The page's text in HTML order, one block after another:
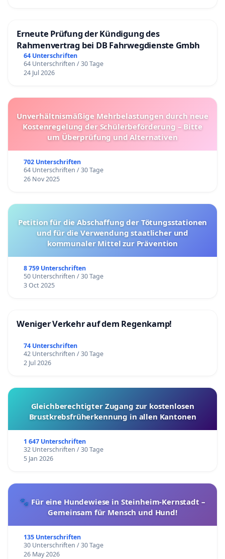
Erneute Prüfung der Kündigung des
Rahmenvertrag bei DB Fahrwegdienste Gmbh
64 Unterschriften
64 Unterschriften / 30 Tage
24 Jul 2026
Unverhältnismäßige Mehrbelastungen durch neue
Kostenregelung der Schülerbeförderung – Bitte
um Überprüfung und Alternativen
702 Unterschriften
64 Unterschriften / 30 Tage
26 Nov 2025
Petition für die Abschaffung der Tötungsstationen
und für die Verwendung staatlicher und
kommunaler Mittel zur Prävention
8 759 Unterschriften
50 Unterschriften / 30 Tage
3 Oct 2025
Weniger Verkehr auf dem Regenkamp!
74 Unterschriften
42 Unterschriften / 30 Tage
2 Jul 2026
Gleichberechtigter Zugang zur kostenlosen
Brustkrebsfrüherkennung in allen Kantonen
1 647 Unterschriften
32 Unterschriften / 30 Tage
5 Jan 2026
🐾 Für eine Hundewiese in Steinheim-Kernstadt –
Gemeinsam für Mensch und Hund!
135 Unterschriften
30 Unterschriften / 30 Tage
26 May 2026